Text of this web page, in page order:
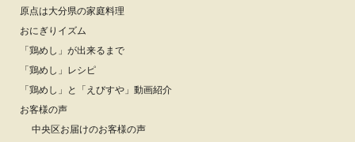
原点は大分県の家庭料理
おにぎりイズム
「鶏めし」が出来るまで
「鶏めし」レシピ
「鶏めし」と「えびすや」動画紹介
お客様の声
中央区お届けのお客様の声